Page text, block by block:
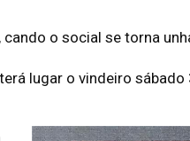
cando o social se torna
lugar o vindeiro